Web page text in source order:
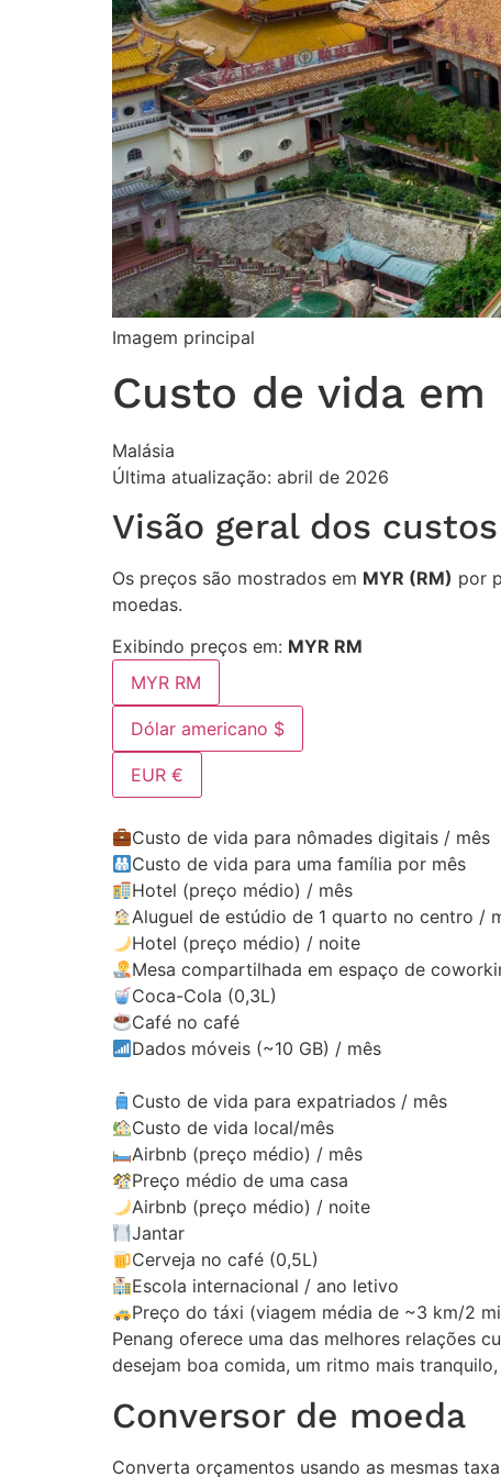
Imagem principal
Custo de vida em
Malásia
Última atualização: abril de 2026
Visão geral dos
Os preços são mostrados em MYR (RM) por
moedas.
Exibindo preços em: MYR RM
MYR RM
Dólar americano $
EUR €
Custo de vida para nômades digitais / mês
Custo de vida para uma família por mês
Hotel (preço médio) / mês
Aluguel de estúdio de 1 quarto no centro /
Hotel (preço médio) / noite
Mesa compartilhada em espaço de
Coca-Cola (0,3L)
Café no café
Dados móveis (~10 GB) / mês
Custo de vida para expatriados / mês
Custo de vida local/mês
Airbnb (preço médio) / mês
Preço médio de uma casa
Airbnb (preço médio) / noite
Jantar
Cerveja no café (0,5L)
Escola internacional / ano letivo
Preço do táxi (viagem média de ~3 km/2
Penang oferece uma das melhores relações
desejam boa comida, um ritmo mais
Conversor de moeda
Converta orçamentos usando as mesmas